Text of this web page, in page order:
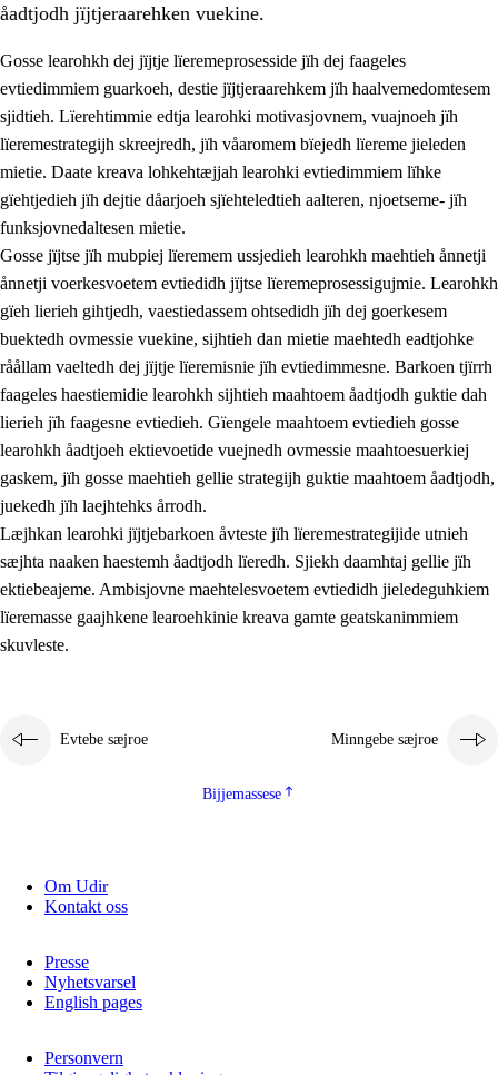
2.1 Sosijaale lïereme jïh evtiedimmie
Maahtoe faagine
2.3 Vihkeles tjiehpiesvoeth
Dåaresthfaageles teemah
åadtjodh jïjtjeraarehken vuekine.
Gosse learohkh dej jïjtje lïeremeprosesside jïh dej faageles
evtiedimmiem guarkoeh, destie jïjtjeraarehkem jïh haalvemedomtesem
sjidtieh. Lïerehtimmie edtja learohki motivasjovnem, vuajnoeh jïh
lïeremestrategijh skreejredh, jïh våaromem bïejedh lïereme jieleden
mietie. Daate kreava lohkehtæjjah learohki evtiedimmiem lïhke
gïehtjedieh jïh dejtie dåarjoeh sjïehteledtieh aalteren, njoetseme- jïh
funksjovnedaltesen mietie.
Gosse jïjtse jïh mubpiej lïeremem ussjedieh learohkh maehtieh ånnetji
ånnetji voerkesvoetem evtiedidh jïjtse lïeremeprosessigujmie. Learohkh
gïeh lierieh gihtjedh, vaestiedassem ohtsedidh jïh dej goerkesem
buektedh ovmessie vuekine, sijhtieh dan mietie maehtedh eadtjohke
råållam vaeltedh dej jïjtje lïeremisnie jïh evtiedimmesne. Barkoen tjïrrh
faageles haestiemidie learohkh sijhtieh maahtoem åadtjodh guktie dah
lierieh jïh faagesne evtiedieh. Gïengele maahtoem evtiedieh gosse
learohkh åadtjoeh ektievoetide vuejnedh ovmessie maahtoesuerkiej
gaskem, jïh gosse maehtieh gellie strategijh guktie maahtoem åadtjodh,
juekedh jïh laejhtehks årrodh.
Læjhkan learohki jïjtjebarkoen åvteste jïh lïeremestrategijide utnieh
sæjhta naaken haestemh åadtjodh lïeredh. Sjiekh daamhtaj gellie jïh
ektiebeajeme. Ambisjovne maehtelesvoetem evtiedidh jieledeguhkiem
lïeremasse gaajhkene learoehkinie kreava gamte geatskanimmiem
skuvleste.
Evtebe sæjroe Minngebe sæjroe
Bijjemassese
Om Udir
Kontakt oss
Presse
Nyhetsvarsel
English pages
Personvern